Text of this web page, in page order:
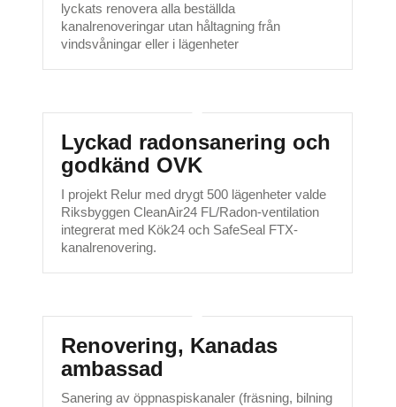
lyckats renovera alla beställda
kanalrenoveringar utan håltagning från
vindsvåningar eller i lägenheter
Lyckad radonsanering och
godkänd OVK
I projekt Relur med drygt 500 lägenheter valde
Riksbyggen CleanAir24 FL/Radon-ventilation
integrerat med Kök24 och SafeSeal FTX-
kanalrenovering.
Renovering, Kanadas
ambassad
Sanering av öppnaspiskanaler (fräsning, bilning